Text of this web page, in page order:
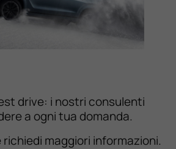
drive: i nostri consulenti
a ogni tua domanda.
richiedi maggiori informazioni.